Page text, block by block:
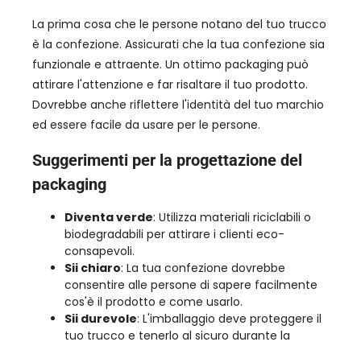
La prima cosa che le persone notano del tuo trucco
è la confezione. Assicurati che la tua confezione sia
funzionale e attraente. Un ottimo packaging può
attirare l'attenzione e far risaltare il tuo prodotto.
Dovrebbe anche riflettere l'identità del tuo marchio
ed essere facile da usare per le persone.
Suggerimenti per la progettazione del
packaging
Diventa verde: Utilizza materiali riciclabili o
biodegradabili per attirare i clienti eco-
consapevoli.
Sii chiaro: La tua confezione dovrebbe
consentire alle persone di sapere facilmente
cos'è il prodotto e come usarlo.
Sii durevole: L'imballaggio deve proteggere il
tuo trucco e tenerlo al sicuro durante la